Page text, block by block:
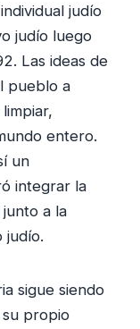
judío
judío luego
Las ideas de
pueblo a
entero.
un
integrar la
a la
judío.
sigue siendo
propio